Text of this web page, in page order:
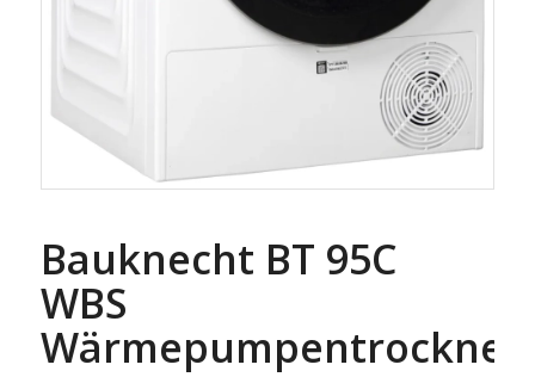
Bauknecht BT 95C
WBS
Wärmepumpentrockner